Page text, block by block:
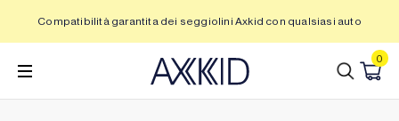
contenuto
Compatibilità garantita dei seggiolini Axkid con qualsiasi auto
0